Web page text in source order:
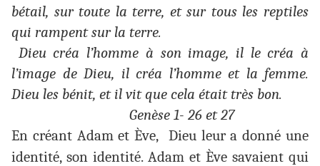
bétail, sur toute la terre, et sur tous les reptiles
qui rampent sur la terre.
Dieu créa l’homme à son image, il le créa à
l’image de Dieu, il créa l’homme et la femme.
Dieu les bénit, et il vit que cela était très bon.
Genèse 1- 26 et 27
En créant Adam et Ève, Dieu leur a donné une
identité, son identité. Adam et Ève savaient qui